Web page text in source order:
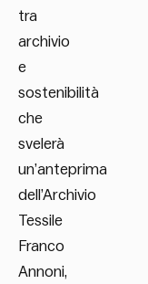
tra
archivio
e
sostenibilità
che
svelerà
un’anteprima
dell’Archivio
Tessile
Franco
Annoni,